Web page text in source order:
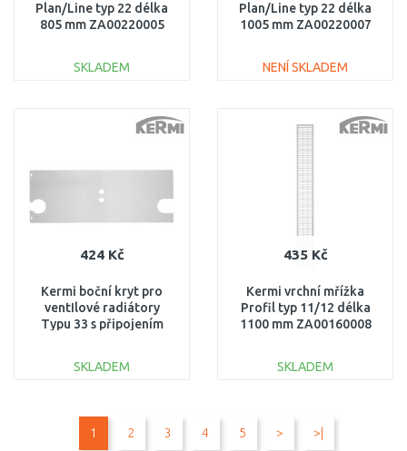
Plan/Line typ 22 délka
805 mm ZA00220005
SKLADEM
Plan/Line typ 22 délka
1005 mm ZA00220007
NENÍ SKLADEM
Porovnat
424 Kč
Kermi boční kryt pro
ventIlové radiátory
Typu 33 s připojením
SKLADEM
Porovnat
435 Kč
Kermi vrchní mřížka
Profil typ 11/12 délka
1100 mm ZA00160008
SKLADEM
Porovnat
1 2 3 4 5 > >|